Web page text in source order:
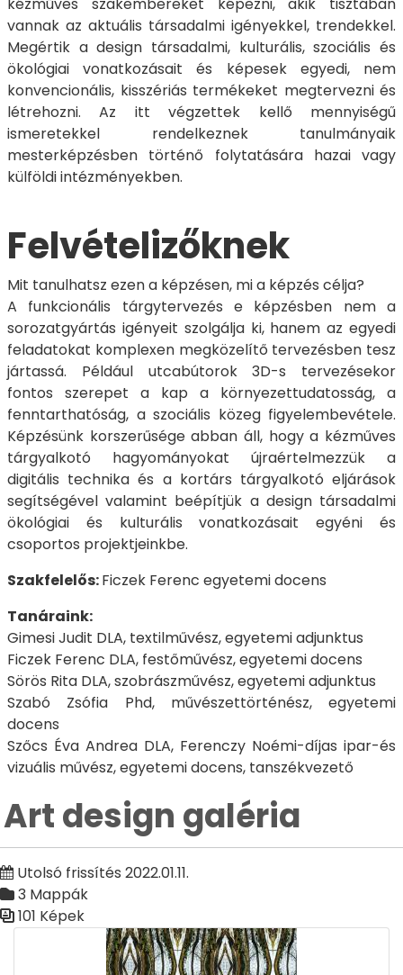
vannak az aktuális társadalmi igényekkel, trendekkel.
Megértik a design társadalmi, kulturális, szociális és
ökológiai vonatkozásait és képesek egyedi, nem
konvencionális, kisszériás termékeket megtervezni és
létrehozni. Az itt végzettek kellő mennyiségű
ismeretekkel rendelkeznek tanulmányaik
mesterképzésben történő folytatására hazai vagy
külföldi intézményekben.
Felvételizőknek
Mit tanulhatsz ezen a képzésen, mi a képzés célja?
A funkcionális tárgytervezés e képzésben nem a
sorozatgyártás igényeit szolgálja ki, hanem az egyedi
feladatokat komplexen megközelítő tervezésben tesz
jártassá. Például utcabútorok 3D-s tervezésekor
fontos szerepet a kap a környezettudatosság, a
fenntarthatóság, a szociális közeg figyelembevétele.
Képzésünk korszerűsége abban áll, hogy a kézműves
tárgyalkotó hagyományokat újraértelmezzük a
digitális technika és a kortárs tárgyalkotó eljárások
segítségével valamint beépítjük a design társadalmi
ökológiai és kulturális vonatkozásait egyéni és
csoportos projektjeinkbe.
Szakfelelős:Ficzek Ferenc egyetemi docens
Tanáraink:
Gimesi Judit DLA, textilművész, egyetemi adjunktus
Ficzek Ferenc DLA, festőművész, egyetemi docens
Sörös Rita DLA, szobrászművész, egyetemi adjunktus
Szabó Zsófia Phd, művészettörténész, egyetemi
docens
Szőcs Éva Andrea DLA, Ferenczy Noémi-díjas ipar-és
vizuális művész, egyetemi docens, tanszékvezető
Art design galéria
Utolsó frissítés 2022.01.11.
3 Mappák
101 Képek